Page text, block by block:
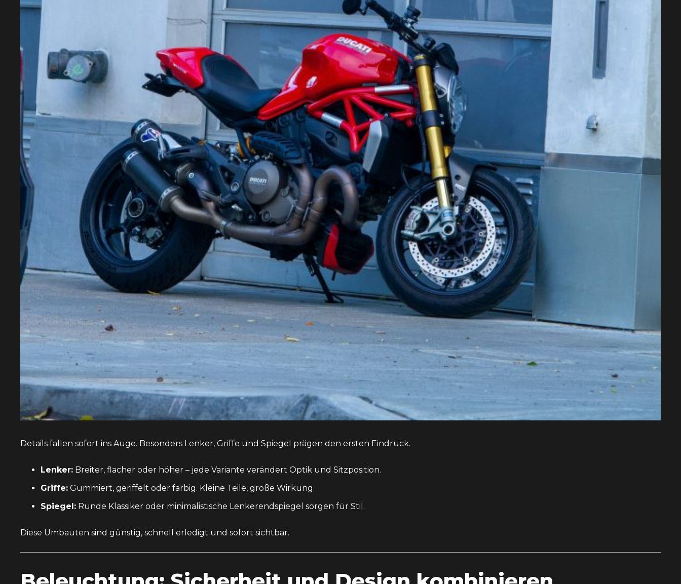
Details fallen sofort ins Auge. Besonders Lenker, Griffe und Spiegel prägen den ersten Eindruck.
Lenker: Breiter, flacher oder höher – jede Variante verändert Optik und Sitzposition.
Griffe: Gummiert, geriffelt oder farbig. Kleine Teile, große Wirkung.
Spiegel: Runde Klassiker oder minimalistische Lenkerendspiegel sorgen für Stil.
Diese Umbauten sind günstig, schnell erledigt und sofort sichtbar.